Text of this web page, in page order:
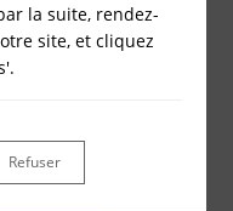
la suite, rendez-
site, et cliquez
Refuser